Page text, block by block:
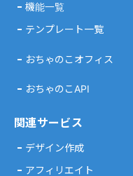
機能一覧
テンプレート一覧
おちゃのこオフィス
おちゃのこAPI
関連サービス
デザイン作成
アフィリエイト